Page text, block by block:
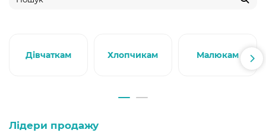
Дівчаткам Хлопчикам Малюкам
Лідери продажу